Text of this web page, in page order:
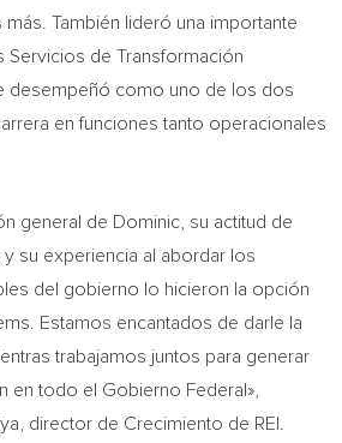
También lideró una importante
Servicios de Transformación
desempeñó como uno de los dos
en funciones tanto operacionales
general de Dominic, su actitud de
su experiencia al abordar los
del gobierno lo hicieron la opción
Estamos encantados de darle la
trabajamos juntos para generar
en todo el Gobierno Federal»,
director de Crecimiento de REI.